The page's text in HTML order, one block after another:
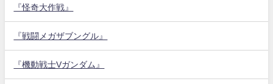
『怪奇大作戦』
『戦闘メガザブングル』
『機動戦士Vガンダム』